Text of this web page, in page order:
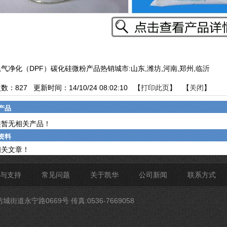
净化（DPF）碳化硅微粉产品热销城市:山东,潍坊,河南,郑州,临沂
： 827 更新时间：14/10/24 08:02:10 【打印此页】 【关闭】
品
无相关产品！
料
文章！
支持 常见问题 关于凯华 公司新闻 联系方式
城街道永宁路0669号 传真:0536-7669058